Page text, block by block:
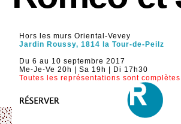
Hors les murs Oriental-Vevey
Jardin Roussy, 1814 la Tour-de-Peilz
Du 6 au 10 septembre 2017
Me-Je-Ve 20h | Sa 19h | Di 17h30
Toutes les représentations sont